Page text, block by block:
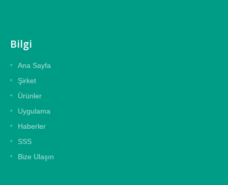
Bilgi
Ana Sayfa
Şirket
Ürünler
Uygulama
Haberler
SSS
Bize Ulaşın